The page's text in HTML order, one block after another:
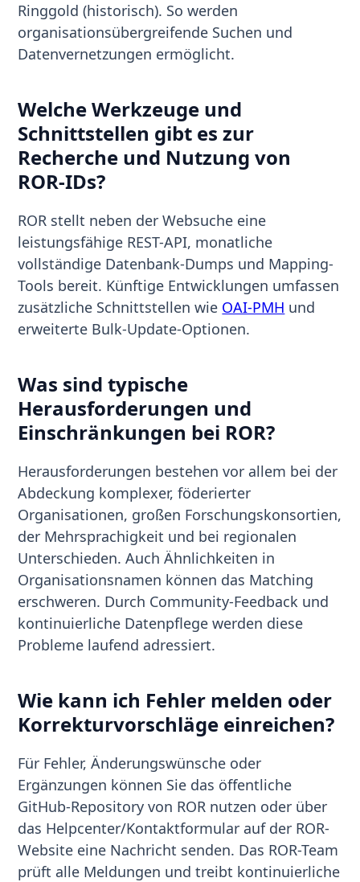
Ringgold (historisch). So werden
organisationsübergreifende Suchen und
Datenvernetzungen ermöglicht.
Welche Werkzeuge und
Schnittstellen gibt es zur
Recherche und Nutzung von
ROR-IDs?
ROR stellt neben der Websuche eine
leistungsfähige REST-API, monatliche
vollständige Datenbank-Dumps und Mapping-
Tools bereit. Künftige Entwicklungen umfassen
zusätzliche Schnittstellen wie OAI-PMH und
erweiterte Bulk-Update-Optionen.
Was sind typische
Herausforderungen und
Einschränkungen bei ROR?
Herausforderungen bestehen vor allem bei der
Abdeckung komplexer, föderierter
Organisationen, großen Forschungskonsortien,
der Mehrsprachigkeit und bei regionalen
Unterschieden. Auch Ähnlichkeiten in
Organisationsnamen können das Matching
erschweren. Durch Community-Feedback und
kontinuierliche Datenpflege werden diese
Probleme laufend adressiert.
Wie kann ich Fehler melden oder
Korrekturvorschläge einreichen?
Für Fehler, Änderungswünsche oder
Ergänzungen können Sie das öffentliche
GitHub-Repository von ROR nutzen oder über
das Helpcenter/Kontaktformular auf der ROR-
Website eine Nachricht senden. Das ROR-Team
prüft alle Meldungen und treibt kontinuierliche